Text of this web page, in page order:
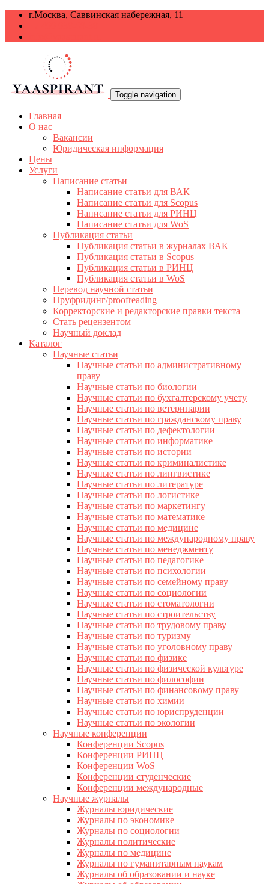
г.Москва, Саввинская набережная, 11
Toggle navigation
Главная
О нас
Вакансии
Юридическая информация
Цены
Услуги
Написание статьи
Написание статьи для ВАК
Написание статьи для Scopus
Написание статьи для РИНЦ
Написание статьи для WoS
Публикация статьи
Публикация статьи в журналах ВАК
Публикация статьи в Scopus
Публикация статьи в РИНЦ
Публикация статьи в WoS
Перевод научной статьи
Пруфридинг/proofreading
Корректорские и редакторские правки текста
Стать рецензентом
Научный доклад
Каталог
Научные статьи
Научные статьи по административному
праву
Научные статьи по биологии
Научные статьи по бухгалтерскому учету
Научные статьи по ветеринарии
Научные статьи по гражданскому праву
Научные статьи по дефектологии
Научные статьи по информатике
Научные статьи по истории
Научные статьи по криминалистике
Научные статьи по лингвистике
Научные статьи по литературе
Научные статьи по логистике
Научные статьи по маркетингу
Научные статьи по математике
Научные статьи по медицине
Научные статьи по международному праву
Научные статьи по менеджменту
Научные статьи по педагогике
Научные статьи по психологии
Научные статьи по семейному праву
Научные статьи по социологии
Научные статьи по стоматологии
Научные статьи по строительству
Научные статьи по трудовому праву
Научные статьи по туризму
Научные статьи по уголовному праву
Научные статьи по физике
Научные статьи по физической культуре
Научные статьи по философии
Научные статьи по финансовому праву
Научные статьи по химии
Научные статьи по юриспруденции
Научные статьи по экологии
Научные конференции
Конференции Scopus
Конференции РИНЦ
Конференции WoS
Конференции студенческие
Конференции международные
Научные журналы
Журналы юридические
Журналы по экономике
Журналы по социологии
Журналы политические
Журналы по медицине
Журналы по гуманитарным наукам
Журналы об образовании и науке